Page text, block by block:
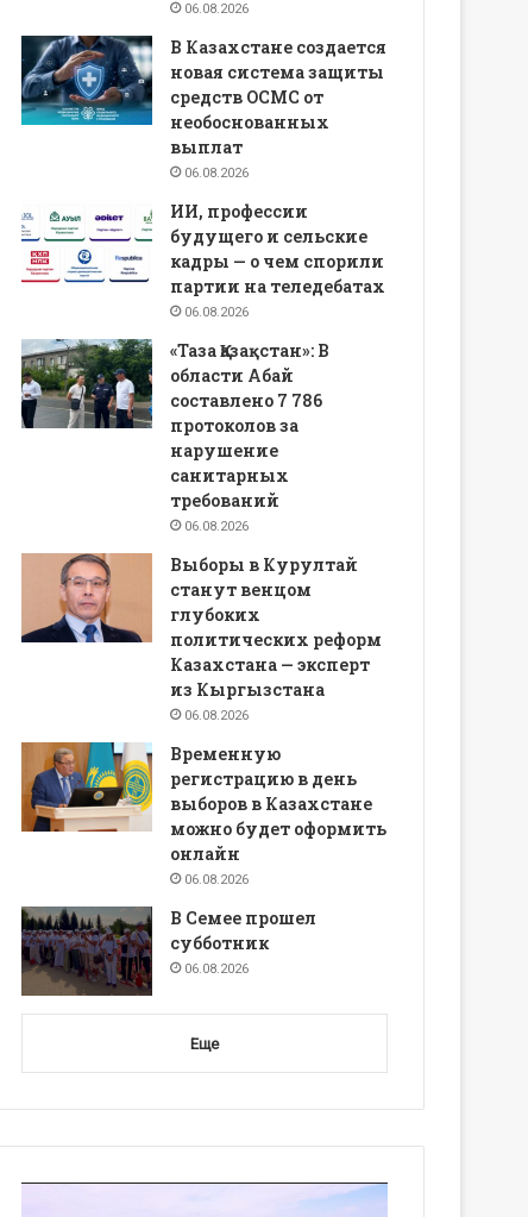
06.08.2026
В Казахстане создается
новая система защиты
средств ОСМС от
необоснованных
выплат
06.08.2026
ИИ, профессии
будущего и сельские
кадры — о чем спорили
партии на теледебатах
06.08.2026
«Таза Қазақстан»: В
области Абай
составлено 7 786
протоколов за
нарушение
санитарных
требований
06.08.2026
Выборы в Курултай
станут венцом
глубоких
политических реформ
Казахстана — эксперт
из Кыргызстана
06.08.2026
Временную
регистрацию в день
выборов в Казахстане
можно будет оформить
онлайн
06.08.2026
В Семее прошел
субботник
06.08.2026
Еще